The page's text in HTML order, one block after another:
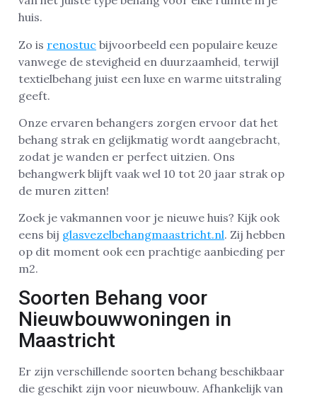
huis.
Zo is renostuc bijvoorbeeld een populaire keuze
vanwege de stevigheid en duurzaamheid, terwijl
textielbehang juist een luxe en warme uitstraling
geeft.
Onze ervaren behangers zorgen ervoor dat het
behang strak en gelijkmatig wordt aangebracht,
zodat je wanden er perfect uitzien. Ons
behangwerk blijft vaak wel 10 tot 20 jaar strak op
de muren zitten!
Zoek je vakmannen voor je nieuwe huis? Kijk ook
eens bij glasvezelbehangmaastricht.nl. Zij hebben
op dit moment ook een prachtige aanbieding per
m2.
Soorten Behang voor
Nieuwbouwwoningen in
Maastricht
Er zijn verschillende soorten behang beschikbaar
die geschikt zijn voor nieuwbouw. Afhankelijk van